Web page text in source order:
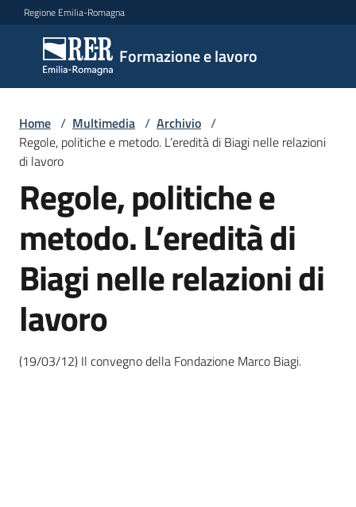
Vai al contenuto
Vai alla navigazione
Vai al footer
Regione Emilia-Romagna
Formazione e lavoro
Formazione
e lavoro
Argomenti
Novità
Servizi
Leggi
Bandi
Home / Multimedia / Archivio /
Regole, politiche e metodo. L’eredità di Biagi nelle relazioni
di lavoro
Regole, politiche e
metodo. L’eredità di
Biagi nelle relazioni di
lavoro
(19/03/12) Il convegno della Fondazione Marco Biagi.